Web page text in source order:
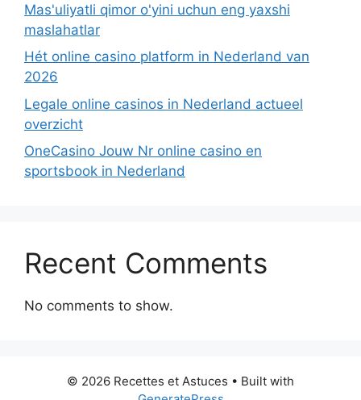
Mas'uliyatli qimor o'yini uchun eng yaxshi
maslahatlar
Hét online casino platform in Nederland van
2026
Legale online casinos in Nederland actueel
overzicht
OneCasino Jouw Nr online casino en
sportsbook in Nederland
Recent Comments
No comments to show.
© 2026 Recettes et Astuces • Built with